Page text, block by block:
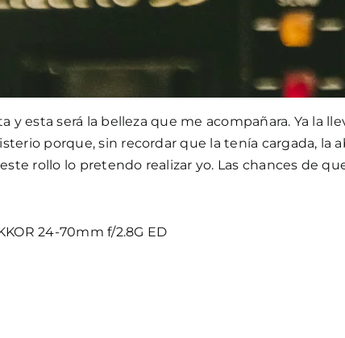
y esta será la belleza que me acompañara. Ya la
porque, sin recordar que la tenía cargada, la
rollo lo pretendo realizar yo. Las chances de
24-70mm f/2.8G ED